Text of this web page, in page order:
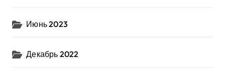
Июнь 2023
Декабрь 2022